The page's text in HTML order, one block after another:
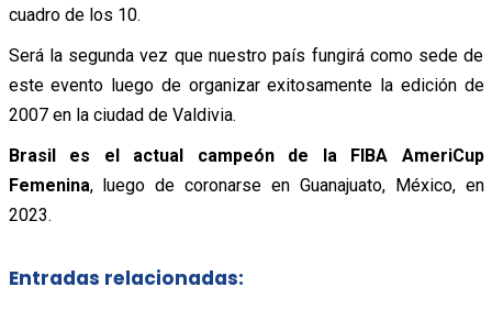
cuadro de los 10.
Será la segunda vez que nuestro país fungirá como sede de
este evento luego de organizar exitosamente la edición de
2007 en la ciudad de Valdivia.
Brasil es el actual campeón de la FIBA AmeriCup
Femenina, luego de coronarse en Guanajuato, México, en
2023.
Entradas relacionadas: